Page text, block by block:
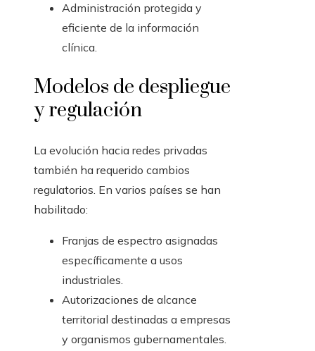
Administración protegida y
eficiente de la información
clínica.
Modelos de despliegue
y regulación
La evolución hacia redes privadas
también ha requerido cambios
regulatorios. En varios países se han
habilitado:
Franjas de espectro asignadas
específicamente a usos
industriales.
Autorizaciones de alcance
territorial destinadas a empresas
y organismos gubernamentales.